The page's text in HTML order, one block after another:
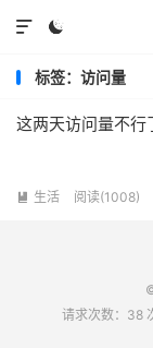


标签：访问量
这两天访问量不行
 生活 阅读(1008)
请求次数：38